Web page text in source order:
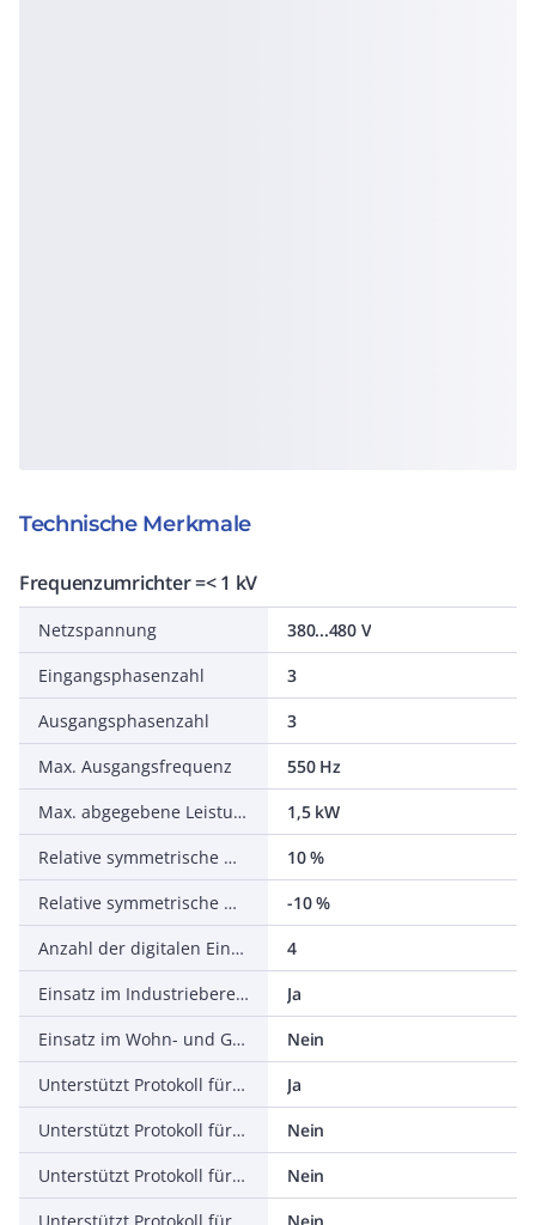
Technische Merkmale
Frequenzumrichter =< 1 kV
Netzspannung
380...480 V
Eingangsphasenzahl
3
Ausgangsphasenzahl
3
Max. Ausgangsfrequenz
550 Hz
Max. abgegebene Leistung bei linearer Belastung bei Bemessungsausgangsspannung
1,5 kW
Relative symmetrische Netzfrequenztoleranz
10 %
Relative symmetrische Netzspannungstoleranz
-10 %
Anzahl der digitalen Eingänge
4
Einsatz im Industriebereich zulässig
Ja
Einsatz im Wohn- und Gewerbebereich zulässig
Nein
Unterstützt Protokoll für TCP/IP
Ja
Unterstützt Protokoll für PROFIBUS
Nein
Unterstützt Protokoll für CAN
Nein